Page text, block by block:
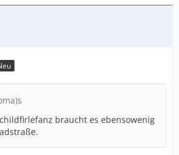
braucht es ebensowenig